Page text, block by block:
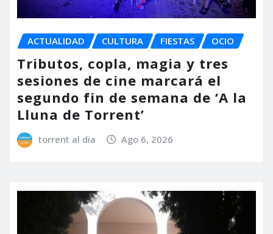
ACTUALIDAD CULTURA FIESTAS OCIO
Tributos, copla, magia y tres
sesiones de cine marcará el
segundo fin de semana de ‘A la
Lluna de Torrent’
torrent al dia Ago 6, 2026